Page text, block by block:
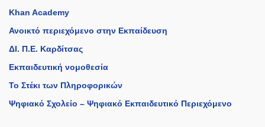
Khan Academy
Ανοικτό περιεχόμενο στην Εκπαίδευση
ΔΙ. Π.Ε. Καρδίτσας
Εκπαιδευτική νομοθεσία
Το Στέκι των Πληροφορικών
Ψηφιακό Σχολείο – Ψηφιακό Εκπαιδευτικό Περιεχόμενο